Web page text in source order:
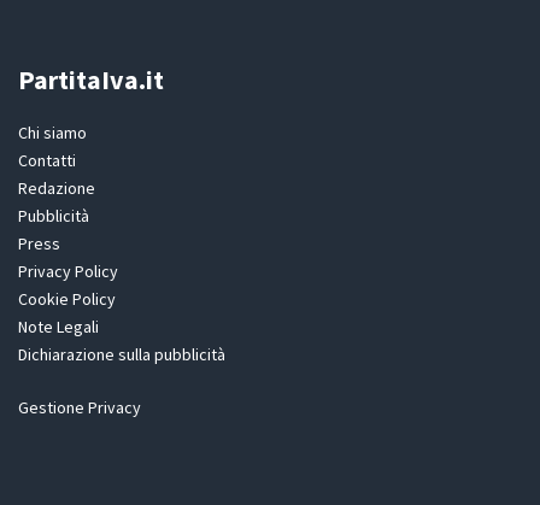
PartitaIva.it
Chi siamo
Contatti
Redazione
Pubblicità
Press
Privacy Policy
Cookie Policy
Note Legali
Dichiarazione sulla pubblicità
Gestione Privacy